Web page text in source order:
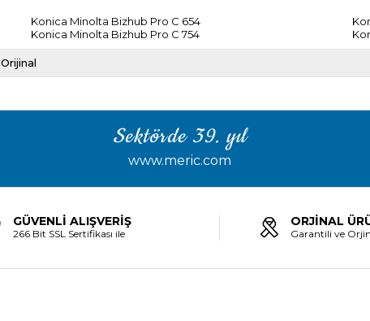
Konica Minolta Bizhub Pro C 654
Konica Minolta Bizhub Pro C 754
Orijinal
Sektörde 39. yıl
www.meric.com
GÜVENLİ ALIŞVERİŞ
266 Bit SSL Sertifikası ile
ORJİNAL
Garantili ve